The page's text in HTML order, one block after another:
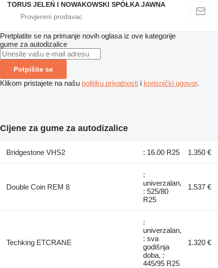
TORUS JELEŃ I NOWAKOWSKI SPÓŁKA JAWNA
Pretplatite se na primanje novih oglasa iz ove kategorije
gume za autodizalice
Potpišite se
Klikom pristajete na našu politiku privatnosti i korisnički ugovor.
Cijene za gume za autodizalice
Bridgestone VHS2 : 16.00 R25 1.350 €
Double Coin REM 8
:
univerzalan,
: 525/80
R25
1.537 €
Techking ETCRANE
:
univerzalan,
: sva
godišnja
doba, :
445/95 R25
1.320 €